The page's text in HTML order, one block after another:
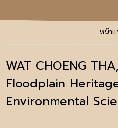
หน้าแ
WAT CHOENG
Floodplain
Environmental